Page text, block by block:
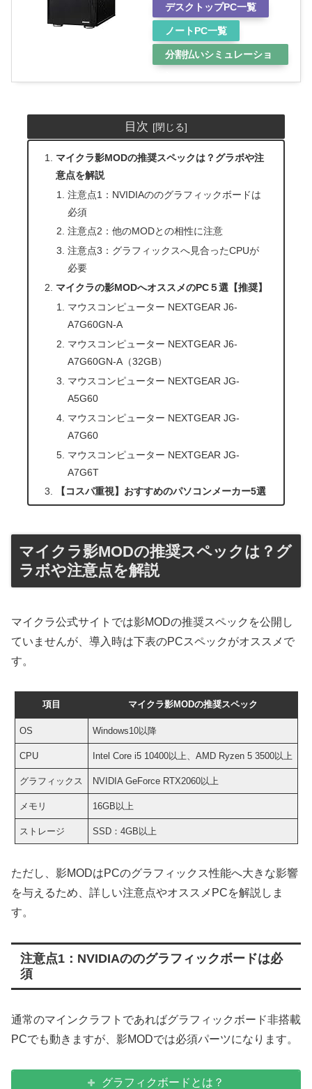
デスクトップPC一覧
ノートPC一覧
分割払いシミュレーショ
目次
マイクラ影MODの推奨スペックは？グラボや注
意点を解説
注意点1：NVIDIAののグラフィックボードは
必須
注意点2：他のMODとの相性に注意
注意点3：グラフィックスへ見合ったCPUが
必要
マイクラの影MODへオススメのPC５選【推奨】
マウスコンピューター NEXTGEAR J6-
A7G60GN-A
マウスコンピューター NEXTGEAR J6-
A7G60GN-A（32GB）
マウスコンピューター NEXTGEAR JG-
A5G60
マウスコンピューター NEXTGEAR JG-
A7G60
マウスコンピューター NEXTGEAR JG-
A7G6T
【コスパ重視】おすすめのパソコンメーカー5選
マイクラ影MODの推奨スペックは？グ
ラボや注意点を解説
マイクラ公式サイトでは影MODの推奨スペックを公開し
ていませんが、導入時は下表のPCスペックがオススメで
す。
項目 マイクラ影MODの推奨スペック
OS Windows10以降
CPU Intel Core i5 10400以上、AMD Ryzen 5 3500以上
グラフィックス NVIDIA GeForce RTX2060以上
メモリ 16GB以上
ストレージ SSD：4GB以上
ただし、影MODはPCのグラフィックス性能へ大きな影響
を与えるため、詳しい注意点やオススメPCを解説しま
す。
注意点1：NVIDIAののグラフィックボードは必
須
通常のマインクラフトであればグラフィックボード非搭載
PCでも動きますが、影MODでは必須パーツになります。
グラフィクボードとは？